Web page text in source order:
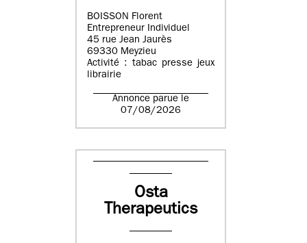
BOISSON Florent
Entrepreneur Individuel
45 rue Jean Jaurès
69330 Meyzieu
Activité : tabac presse jeux
librairie
Annonce parue le
07/08/2026
Osta
Therapeutics